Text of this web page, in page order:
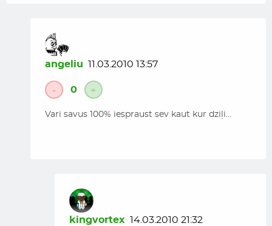
angeliu 11.03.2010 13:57
- 0 +
Vari savus 100% iespraust sev kaut kur dziļi…
kingvortex 14.03.2010 21:32